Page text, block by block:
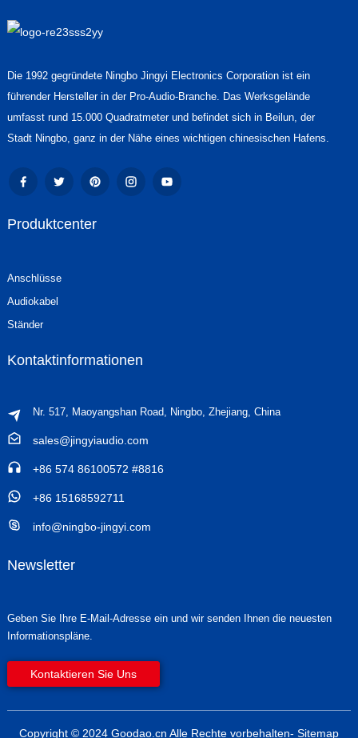
Die 1992 gegründete Ningbo Jingyi Electronics Corporation ist ein
führender Hersteller in der Pro-Audio-Branche. Das Werksgelände
umfasst rund 15.000 Quadratmeter und befindet sich in Beilun, der
Stadt Ningbo, ganz in der Nähe eines wichtigen chinesischen Hafens.
Produktcenter
Anschlüsse
Audiokabel
Ständer
Kontaktinformationen
Nr. 517, Maoyangshan Road, Ningbo, Zhejiang, China
sales@jingyiaudio.com
+86 574 86100572 #8816
+86 15168592711
info@ningbo-jingyi.com
Newsletter
Geben Sie Ihre E-Mail-Adresse ein und wir senden Ihnen die neuesten
Informationspläne.
Kontaktieren Sie Uns
Copyright © 2024 Goodao.cn Alle Rechte vorbehalten- Sitemap